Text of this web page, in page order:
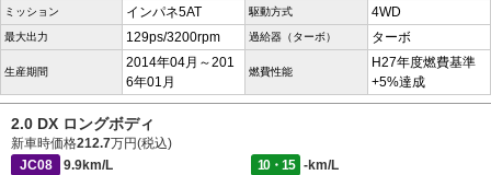
ミッション インパネ5AT 駆動方式 4WD
最大出力 129ps/3200rpm 過給器（ターボ） ターボ
生産期間
2014年04月～201
6年01月
燃費性能
H27年度燃費基準
+5%達成
2.0 DX ロングボディ
新車時価格212.7万円(税込)
JC08
9.9km/L 10・15
-km/L